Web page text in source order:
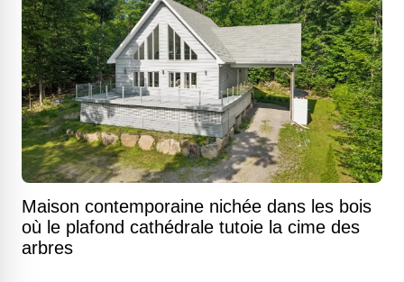
Maison contemporaine nichée dans les bois
où le plafond cathédrale tutoie la cime des
arbres